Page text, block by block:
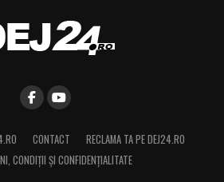
CONTACT
RECLAMA TA PE DEJ24.RO
CONDIŢII ȘI CONFIDENȚIALITATE